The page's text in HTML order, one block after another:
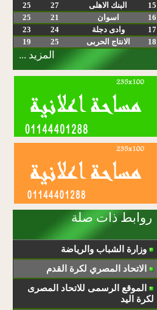
15
البنك الاهلى 27
25
16
اسوان 21
25
17
وادى دجلة 24
23
18
الانتاج الحربى 25
19
المزيد ...
روابط ذات صلة
وزارة الشباب والرياضة
الاتحاد المصري لكرة القدم
الموقع الرسمى للاتحاد المصرى
لكرة اليد